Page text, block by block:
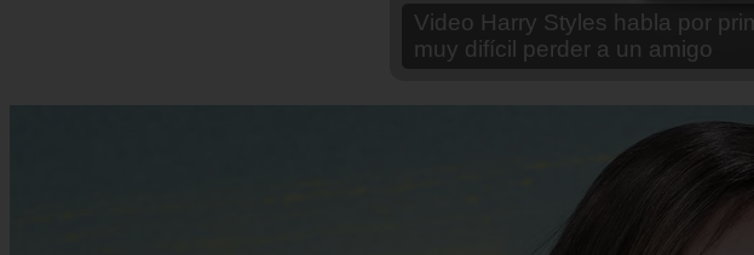
Video Ana Brenda Contreras y